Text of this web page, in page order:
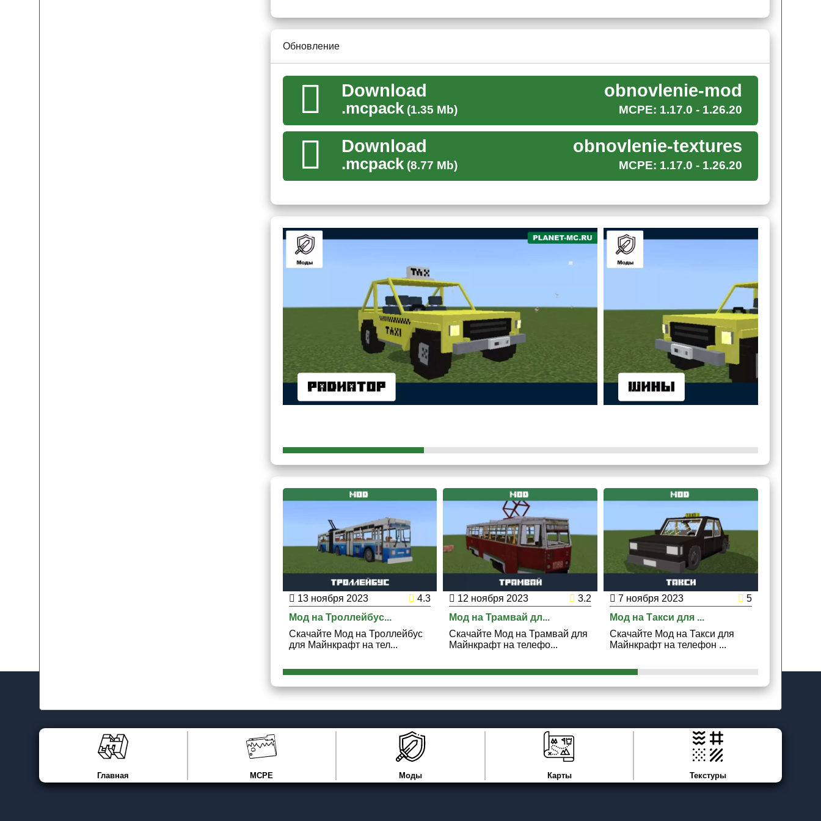
Обновление
Download
.mcpack(1.35 Mb)
obnovlenie-mod
MCPE: 1.17.0 - 1.26.20
Download
.mcpack(8.77 Mb)
obnovlenie-textures
MCPE: 1.17.0 - 1.26.20
13 ноября 2023
4.3
Мод на Троллейбус...
Скачайте Мод на Троллейбус
для Майнкрафт на тел...
12 ноября 2023
3.2
Мод на Трамвай дл...
Скачайте Мод на Трамвай для
Майнкрафт на телефо...
7 ноября 2023
5
Мод на Такси для ...
Скачайте Мод на Такси для
Майнкрафт на телефон ...
Главная MCPE Моды Карты Текстуры